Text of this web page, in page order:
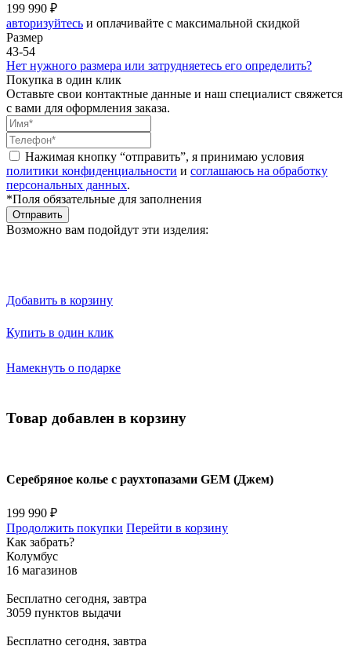
199 990 ₽
авторизуйтесь и оплачивайте с максимальной скидкой
Размер
43-54
Нет нужного размера или затрудняетесь его определить?
Покупка в один клик
Оставьте свои контактные данные и наш специалист свяжется
с вами для оформления заказа.
Нажимая кнопку “отправить”, я принимаю условия
политики конфиденциальности и соглашаюсь на обработку
персональных данных.
*Поля обязательные для заполнения
Отправить
Возможно вам подойдут эти изделия:
Добавить в корзину
Купить в один клик
Намекнуть о подарке
Товар добавлен в корзину
Серебряное колье с раухтопазами GEM (Джем)
199 990 ₽
Продолжить покупки Перейти в корзину
Как забрать?
Колумбус
16 магазинов
Бесплатно сегодня, завтра
3059 пунктов выдачи
Бесплатно сегодня, завтра